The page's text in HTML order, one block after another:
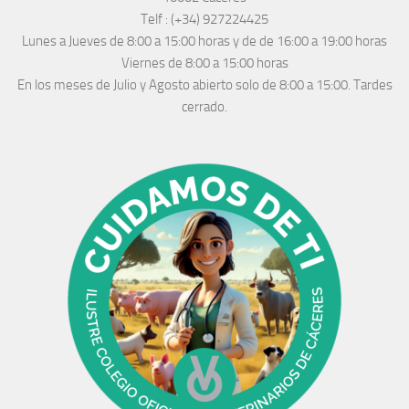
Telf : (+34) 927224425
Lunes a Jueves de 8:00 a 15:00 horas y de de 16:00 a 19:00 horas
Viernes de 8:00 a 15:00 horas
En los meses de Julio y Agosto abierto solo de 8:00 a 15:00. Tardes
cerrado.